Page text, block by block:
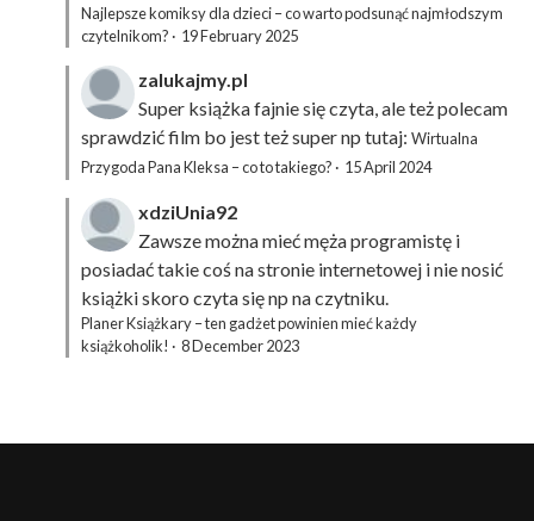
Najlepsze komiksy dla dzieci – co warto podsunąć najmłodszym
czytelnikom? · 19 February 2025
zalukajmy.pl
Super książka fajnie się czyta, ale też polecam
sprawdzić film bo jest też super np tutaj: Wirtualna
Przygoda Pana Kleksa – co to takiego? · 15 April 2024
xdziUnia92
Zawsze można mieć męża programistę i
posiadać takie coś na stronie internetowej i nie nosić
książki skoro czyta się np na czytniku.
Planer Książkary – ten gadżet powinien mieć każdy
książkoholik! · 8 December 2023